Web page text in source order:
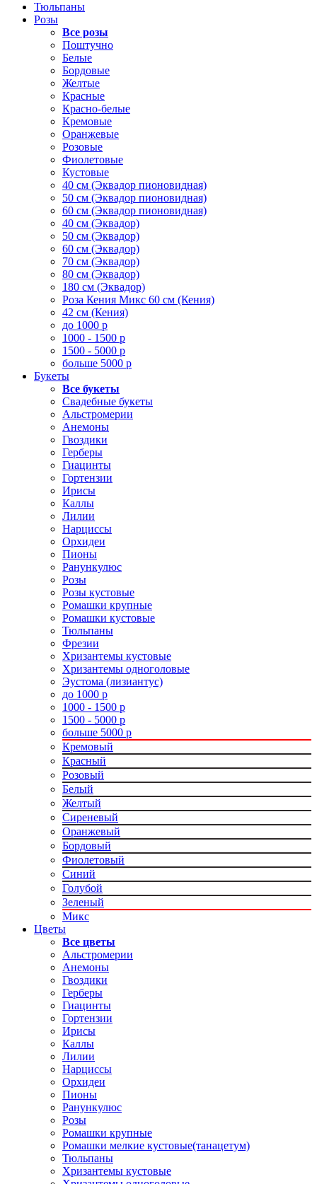
Тюльпаны
Розы
Все розы
Поштучно
Белые
Бордовые
Желтые
Красные
Красно-белые
Кремовые
Оранжевые
Розовые
Фиолетовые
Кустовые
40 см (Эквадор пионовидная)
50 см (Эквадор пионовидная)
60 см (Эквадор пионовидная)
40 см (Эквадор)
50 см (Эквадор)
60 см (Эквадор)
70 см (Эквадор)
80 см (Эквадор)
180 см (Эквадор)
Роза Кения Микс 60 см (Кения)
42 см (Кения)
до 1000 р
1000 - 1500 р
1500 - 5000 р
больше 5000 р
Букеты
Все букеты
Свадебные букеты
Альстромерии
Анемоны
Гвоздики
Герберы
Гиацинты
Гортензии
Ирисы
Каллы
Лилии
Нарциссы
Орхидеи
Пионы
Ранункулюс
Розы
Розы кустовые
Ромашки крупные
Ромашки кустовые
Тюльпаны
Фрезии
Хризантемы кустовые
Хризантемы одноголовые
Эустома (лизиантус)
до 1000 р
1000 - 1500 р
1500 - 5000 р
больше 5000 р
Кремовый
Красный
Розовый
Белый
Желтый
Сиреневый
Оранжевый
Бордовый
Фиолетовый
Синий
Голубой
Зеленый
Микс
Цветы
Все цветы
Альстромерии
Анемоны
Гвоздики
Герберы
Гиацинты
Гортензии
Ирисы
Каллы
Лилии
Нарциссы
Орхидеи
Пионы
Ранункулюс
Розы
Ромашки крупные
Ромашки мелкие кустовые(танацетум)
Тюльпаны
Хризантемы кустовые